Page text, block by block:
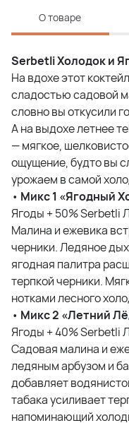
О товаре
Serbetli Холодок и
На вдохе этот
сладостью садовой
словно вы откусили
А на выдохе летнее
— мягкое,
ощущение, будто вы
урожаем в самой
• Микс 1 «Ягодный
Ягоды + 50% Serbetli
Малина и ежевика
черники. Ледяное
ягодная палитра
терпкой черники.
нотками лесного
• Микс 2 «Летний
Ягоды + 40% Serbetli
Садовая малина и
ледяным арбузом и
добавляет
табака усиливает
напоминающий